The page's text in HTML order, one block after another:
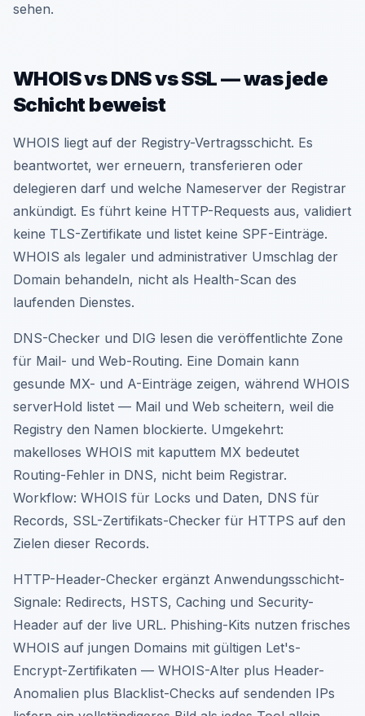
sehen.
WHOIS vs DNS vs SSL — was jede
Schicht beweist
WHOIS liegt auf der Registry-Vertragsschicht. Es
beantwortet, wer erneuern, transferieren oder
delegieren darf und welche Nameserver der Registrar
ankündigt. Es führt keine HTTP-Requests aus, validiert
keine TLS-Zertifikate und listet keine SPF-Einträge.
WHOIS als legaler und administrativer Umschlag der
Domain behandeln, nicht als Health-Scan des
laufenden Dienstes.
DNS-Checker und DIG lesen die veröffentlichte Zone
für Mail- und Web-Routing. Eine Domain kann
gesunde MX- und A-Einträge zeigen, während WHOIS
serverHold listet — Mail und Web scheitern, weil die
Registry den Namen blockierte. Umgekehrt:
makelloses WHOIS mit kaputtem MX bedeutet
Routing-Fehler in DNS, nicht beim Registrar.
Workflow: WHOIS für Locks und Daten, DNS für
Records, SSL-Zertifikats-Checker für HTTPS auf den
Zielen dieser Records.
HTTP-Header-Checker ergänzt Anwendungsschicht-
Signale: Redirects, HSTS, Caching und Security-
Header auf der live URL. Phishing-Kits nutzen frisches
WHOIS auf jungen Domains mit gültigen Let's-
Encrypt-Zertifikaten — WHOIS-Alter plus Header-
Anomalien plus Blacklist-Checks auf sendenden IPs